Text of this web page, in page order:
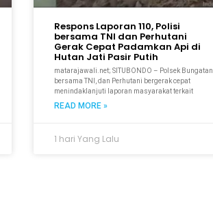
Respons Laporan 110, Polisi
bersama TNI dan Perhutani
Gerak Cepat Padamkan Api di
Hutan Jati Pasir Putih
matarajawali.net; SITUBONDO – Polsek Bungatan
bersama TNI, dan Perhutani bergerak cepat
menindaklanjuti laporan masyarakat terkait
READ MORE »
1 hari Yang Lalu